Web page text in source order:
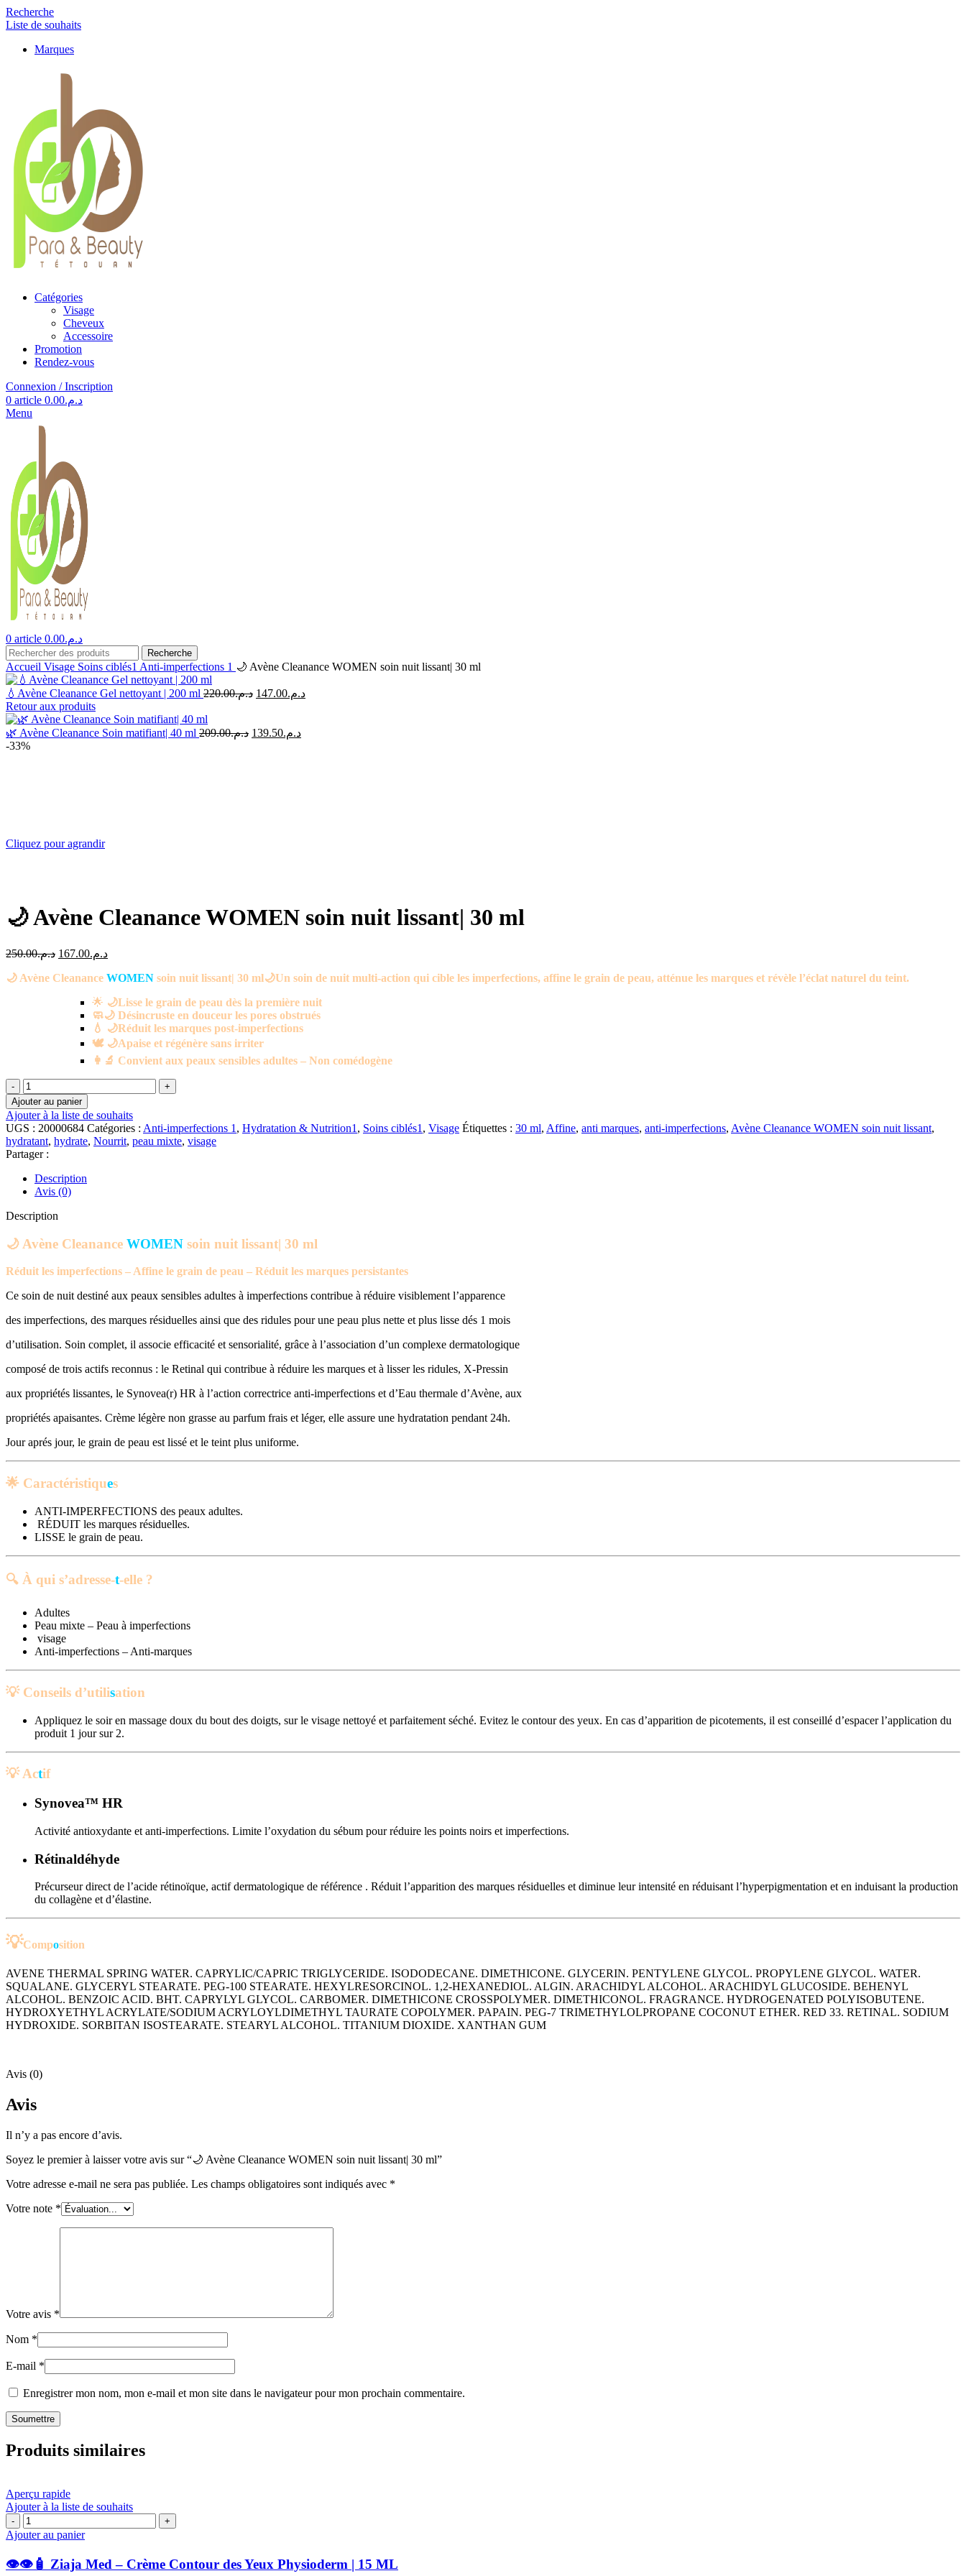
Recherche
Liste de souhaits
Marques
Catégories
Visage
Cheveux
Accessoire
Promotion
Rendez-vous
Connexion / Inscription
0 article د.م.0.00
Menu
0 article د.م.0.00
Recherche
Accueil Visage Soins ciblés1 Anti-imperfections 1 🌙 Avène Cleanance WOMEN soin nuit lissant| 30 ml
💧Avène Cleanance Gel nettoyant | 200 ml د.م.220.00
Le
était :
د.م.147.00
Le
Retour aux produits
🌿 Avène Cleanance Soin matifiant| 40 ml د.م.209.00
Le
د.م.139.50
Le
-33%
Cliquez pour agrandir
🌙 Avène Cleanance WOMEN soin nuit lissant| 30 ml
د.م.250.00
Le
initial
د.م.250.00.
د.م.167.00
Le
actuel
د.م.167.00.
🌙 Avène Cleanance WOMEN soin nuit lissant| 30 ml🌙Un soin de nuit multi-action qui cible les imperfections, affine le grain de peau, atténue les marques et révèle l’éclat naturel du teint.
🌟 🌙Lisse le grain de peau dès la première nuit
🧼🌙 Désincruste en douceur les pores obstrués
💧 🌙Réduit les marques post-imperfections
🕊️ 🌙Apaise et régénère sans irriter
👩‍🔬 Convient aux peaux sensibles adultes – Non comédogène
quantité
de
🌙
Avène
Cleanance
WOMEN
soin
nuit
lissant|
ml
Ajouter au panier
Ajouter à la liste de souhaits
UGS : 20000684 Catégories : Anti-imperfections 1 , Hydratation & Nutrition1 , Soins ciblés1 , Visage Étiquettes : 30 ml, Affine, anti marques, anti-imperfections, Avène Cleanance WOMEN soin nuit lissant,
hydratant, hydrate, Nourrit, peau mixte, visage
Partager :
Description
Avis (0)
Description
🌙 Avène Cleanance WOMEN soin nuit lissant| 30 ml
Réduit les imperfections – Affine le grain de peau – Réduit les marques persistantes
Ce soin de nuit destiné aux peaux sensibles adultes à imperfections contribue à réduire visiblement l’apparence
des imperfections, des marques résiduelles ainsi que des ridules pour une peau plus nette et plus lisse dés 1 mois
d’utilisation. Soin complet, il associe efficacité et sensorialité, grâce à l’association d’un complexe dermatologique
composé de trois actifs reconnus : le Retinal qui contribue à réduire les marques et à lisser les ridules, X-Pressin
aux propriétés lissantes, le Synovea(r) HR à l’action correctrice anti-imperfections et d’Eau thermale d’Avène, aux
propriétés apaisantes. Crème légère non grasse au parfum frais et léger, elle assure une hydratation pendant 24h.
Jour aprés jour, le grain de peau est lissé et le teint plus uniforme.
🌟 Caractéristiques
ANTI-IMPERFECTIONS des peaux adultes.
RÉDUIT les marques résiduelles.
LISSE le grain de peau.
🔍 À qui s’adresse-t-elle ?
Adultes
Peau mixte – Peau à imperfections
visage
Anti-imperfections – Anti-marques
💡 Conseils d’utilisation
Appliquez le soir en massage doux du bout des doigts, sur le visage nettoyé et parfaitement séché. Evitez le contour des yeux. En cas d’apparition de picotements, il est conseillé d’espacer l’application du
produit 1 jour sur 2.
💡 Actif
Synovea™ HR
Activité antioxydante et anti-imperfections. Limite l’oxydation du sébum pour réduire les points noirs et imperfections.
Rétinaldéhyde
Précurseur direct de l’acide rétinoïque, actif dermatologique de référence . Réduit l’apparition des marques résiduelles et diminue leur intensité en réduisant l’hyperpigmentation et en induisant la production
du collagène et d’élastine.
💡Composition
AVENE THERMAL SPRING WATER. CAPRYLIC/CAPRIC TRIGLYCERIDE. ISODODECANE. DIMETHICONE. GLYCERIN. PENTYLENE GLYCOL. PROPYLENE GLYCOL. WATER.
SQUALANE. GLYCERYL STEARATE. PEG-100 STEARATE. HEXYLRESORCINOL. 1,2-HEXANEDIOL. ALGIN. ARACHIDYL ALCOHOL. ARACHIDYL GLUCOSIDE. BEHENYL
ALCOHOL. BENZOIC ACID. BHT. CAPRYLYL GLYCOL. CARBOMER. DIMETHICONE CROSSPOLYMER. DIMETHICONOL. FRAGRANCE. HYDROGENATED POLYISOBUTENE.
HYDROXYETHYL ACRYLATE/SODIUM ACRYLOYLDIMETHYL TAURATE COPOLYMER. PAPAIN. PEG-7 TRIMETHYLOLPROPANE COCONUT ETHER. RED 33. RETINAL. SODIUM
HYDROXIDE. SORBITAN ISOSTEARATE. STEARYL ALCOHOL. TITANIUM DIOXIDE. XANTHAN GUM
Avis (0)
Avis
Il n’y a pas encore d’avis.
Soyez le premier à laisser votre avis sur “🌙 Avène Cleanance WOMEN soin nuit lissant| 30 ml”
Votre adresse e-mail ne sera pas publiée. Les champs obligatoires sont indiqués avec *
Votre note *
Votre avis *
Nom *
E-mail *
Enregistrer mon nom, mon e-mail et mon site dans le navigateur pour mon prochain commentaire.
Produits similaires
Aperçu rapide
Ajouter à la liste de souhaits
quantité
de
👁️
Ajouter au panier
👁️👁️🧴 Ziaja Med – Crème Contour des Yeux Physioderm | 15 ML